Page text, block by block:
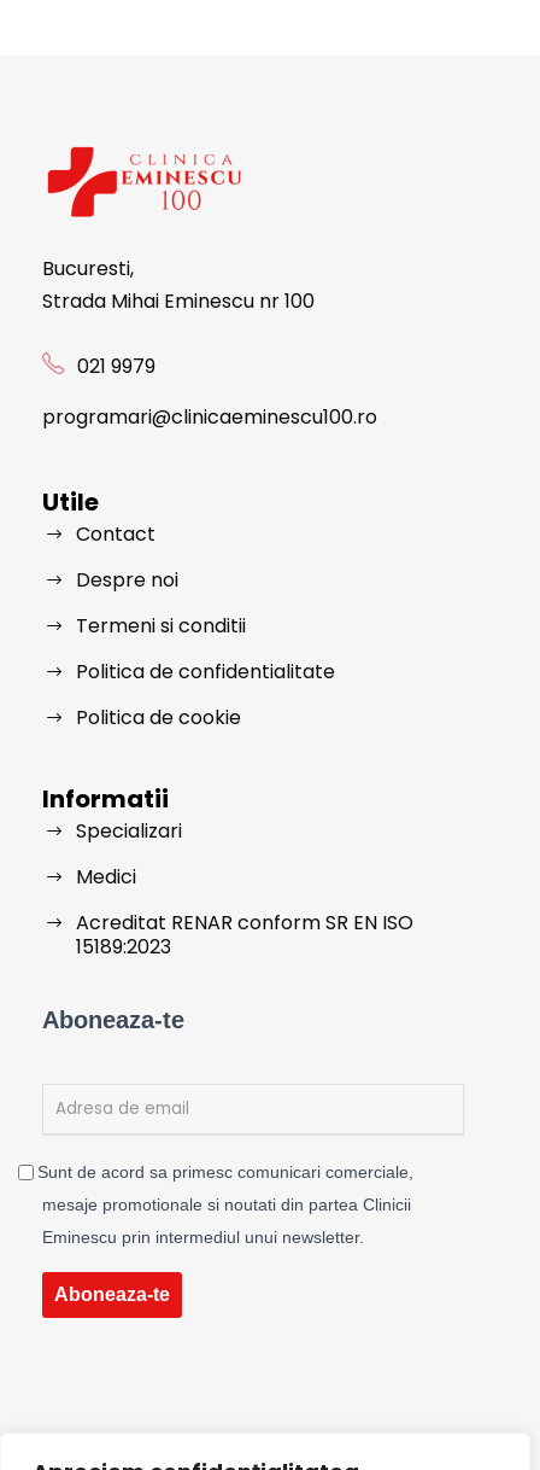
Bucuresti,
Strada Mihai Eminescu nr 100
021 9979
programari@clinicaeminescu100.ro
Utile
Contact
Despre noi
Termeni si conditii
Politica de confidentialitate
Politica de cookie
Informatii
Specializari
Medici
Acreditat RENAR conform SR EN ISO
15189:2023
Aboneaza-te
Sunt de acord sa primesc comunicari comerciale,
mesaje promotionale si noutati din partea Clinicii
Eminescu prin intermediul unui newsletter.
Aboneaza-te